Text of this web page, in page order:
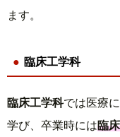
ます。
臨床工学科
臨床工学科では医療
学び、卒業時には臨